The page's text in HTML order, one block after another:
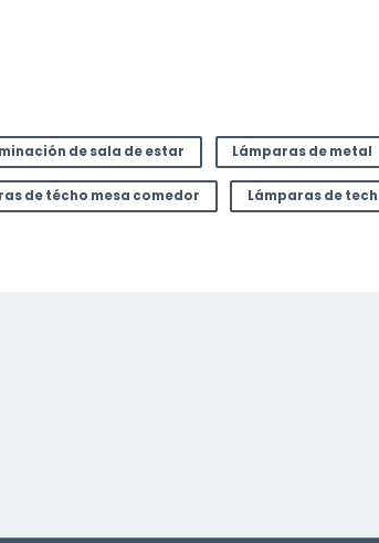
de sala de estar Lámparas de metal
de técho mesa comedor Lámparas de